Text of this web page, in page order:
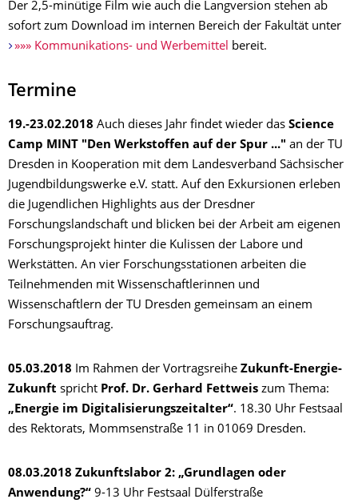
Der 2,5-minütige Film wie auch die Langversion stehen ab
sofort zum Download im internen Bereich der Fakultät unter
»»» Kommunikations- und Werbemittel bereit.
Termine
19.-23.02.2018 Auch dieses Jahr findet wieder das Science
Camp MINT "Den Werkstoffen auf der Spur ..." an der TU
Dresden in Kooperation mit dem Landesverband Sächsischer
Jugendbildungswerke e.V. statt. Auf den Exkursionen erleben
die Jugendlichen Highlights aus der Dresdner
Forschungslandschaft und blicken bei der Arbeit am eigenen
Forschungsprojekt hinter die Kulissen der Labore und
Werkstätten. An vier Forschungsstationen arbeiten die
Teilnehmenden mit Wissenschaftlerinnen und
Wissenschaftlern der TU Dresden gemeinsam an einem
Forschungsauftrag.
05.03.2018 Im Rahmen der Vortragsreihe Zukunft-Energie-
Zukunft spricht Prof. Dr. Gerhard Fettweis zum Thema:
„Energie im Digitalisierungszeitalter“. 18.30 Uhr Festsaal
des Rektorats, Mommsenstraße 11 in 01069 Dresden.
08.03.2018 Zukunftslabor 2: „Grundlagen oder
Anwendung?“ 9-13 Uhr Festsaal Dülferstraße